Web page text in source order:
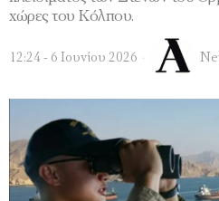
χώρες του Κόλπου.
12:24 - 6 Ιουνίου 2026